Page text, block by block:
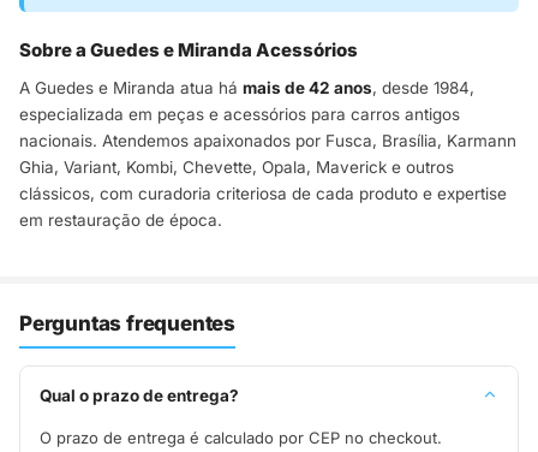
Sobre a Guedes e Miranda Acessórios
A Guedes e Miranda atua há mais de 42 anos, desde 1984,
especializada em peças e acessórios para carros antigos
nacionais. Atendemos apaixonados por Fusca, Brasília, Karmann
Ghia, Variant, Kombi, Chevette, Opala, Maverick e outros
clássicos, com curadoria criteriosa de cada produto e expertise
em restauração de época.
Perguntas frequentes
Qual o prazo de entrega?
O prazo de entrega é calculado por CEP no checkout.